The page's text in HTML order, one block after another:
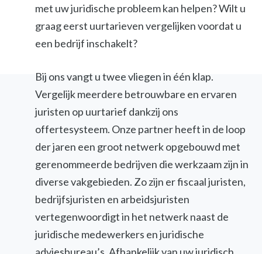
met uw juridische probleem kan helpen? Wilt u
graag eerst uurtarieven vergelijken voordat u
een bedrijf inschakelt?
Bij ons vangt u twee vliegen in één klap.
Vergelijk meerdere betrouwbare en ervaren
juristen op uurtarief dankzij ons
offertesysteem. Onze partner heeft in de loop
der jaren een groot netwerk opgebouwd met
gerenommeerde bedrijven die werkzaam zijn in
diverse vakgebieden. Zo zijn er fiscaal juristen,
bedrijfsjuristen en arbeidsjuristen
vertegenwoordigt in het netwerk naast de
juridische medewerkers en juridische